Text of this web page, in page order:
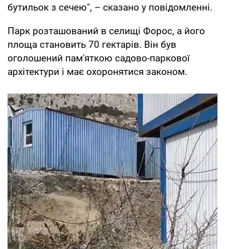
бутильок з сечею", – сказано у повідомленні.
Парк розташований в селищі Форос, а його
площа становить 70 гектарів. Він був
оголошений пам'яткою садово-паркової
архітектури і має охоронятися законом.